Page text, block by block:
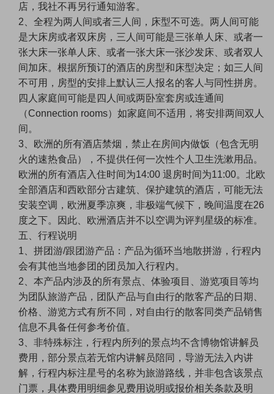
店，我社不再另行通知游客。
2、全程为两人间或者三人间，床型不可选。两人间可能
是大床房或者双床房，三人间可能是三张单人床、或者一
张大床一张单人床、或者一张大床一张沙发床、或者双人
间加床。根据所预订的酒店的房型和床型决定；如三人间
不可用，房型的安排上默认三人报名的客人与同性拼房。
四人家庭间可能是四人间或两卧室套房或连通间
（Connection rooms）如家庭间不适用，将安排两间双人
间。
3、欧洲的所有酒店禁烟，禁止在房间内做饭（包含无明
火的速热食品），不提供任何一次性个人卫生洗漱用品。
欧洲的所有酒店入住时间为14:00 退房时间为11:00。北欧
全部酒店和西欧部分古建筑、保护建筑的酒店，可能无法
安装空调，欧洲夏季凉爽，非极端气候下，晚间温度在26
度之下。因此、欧洲酒店并不以空调为评判星级的标准。
五、行程说明
1、拼团游/跟团游产品：产品为循环当地散拼游，行程内
会有其他当地参团的团员加入行程内。
2、本产品内涉及的所有景点、体验项目、游览项目等均
为团队旅游产品，团队产品与自由行的散客产品的日期、
价格、游览方式有所不同，对自由行的散客同类产品销售
信息不具备任何参考价值。
3、非特殊标注，行程内所列的景点均不含博物馆讲解员
费用，部分景点若无馆内讲解员陪同，导游无法入内讲
解，行程内标注星号的名称为旅游路线，并非包含该景点
门票，具体费用明细参见费用说明或报价相关条款及明